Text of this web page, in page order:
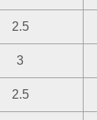
2.5
3
2.5